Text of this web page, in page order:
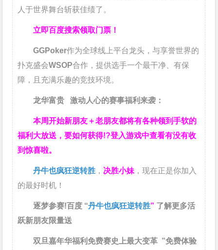
人于世界舞台斩获佳绩了。
立即百度搜索领取门票！
GGPoker作为全球线上平台龙头，与享誉世界的
扑克盛会WSOP合作，提供选手一个最干净、有保
障，且充满乐趣的竞技环境。
龙华富贵 激动人心的赛事福利来袭：
本周开始新朋友＋老朋友都将有各种领到手软的
福利大放送，要如何获得!?登入游戏中查看有没有收
到惊喜啦。
丹牛也疯狂逆转胜 ， 决胜小妹 ，现在正是你加入
的最好时机！
逐梦参赛!百度 “丹牛也疯狂逆转胜” 了解更多活
跃新朋友限量送
双旦嘉年华福利免费赛史上最大变革 ”免费体验